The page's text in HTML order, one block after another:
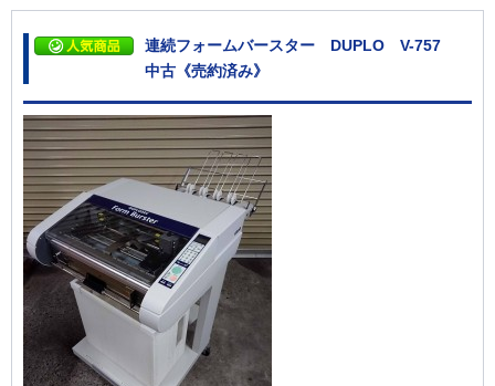
連続フォームバースター DUPLO V-757
中古《売約済み》